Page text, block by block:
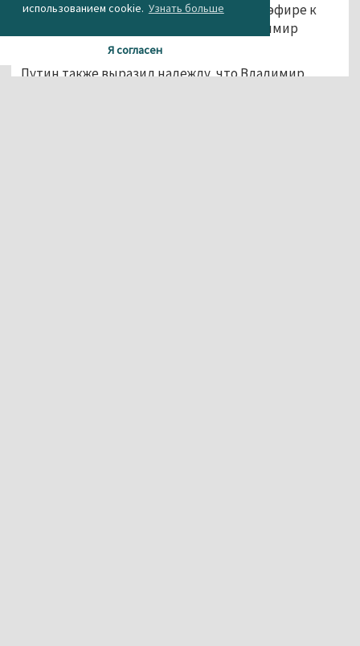
использованием cookie. Узнать больше
Я согласен
После этого Путин обратился в прямом эфире к
губернатору Ставрополья лично: «Владимир
Владимирович, где деньги?»
Путин также выразил надежду, что Владимир